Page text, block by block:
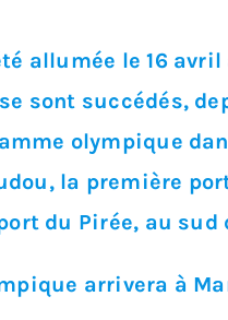
allumée le 16 avril
sont succédés,
olympique
la première
du Pirée, au
arrivera à